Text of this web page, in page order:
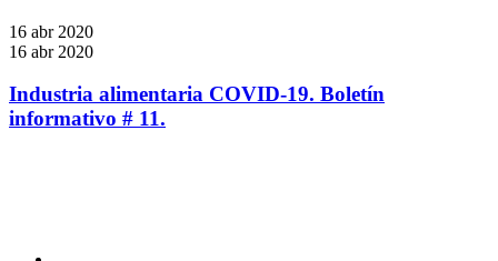
16 abr 2020
16 abr 2020
Industria alimentaria COVID-19. Boletín
informativo # 11.